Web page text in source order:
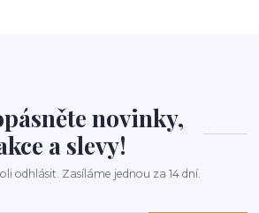
novinky,
a slevy!
odhlásit. Zasíláme jednou za 14 dní.